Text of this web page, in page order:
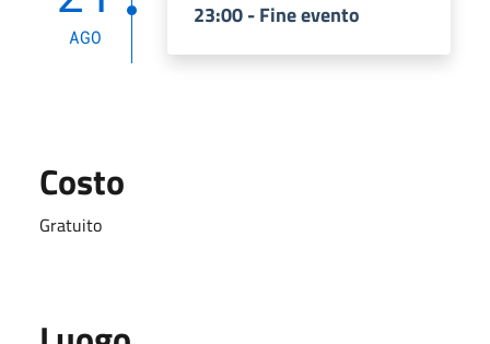
AGO
23:00 - Fine evento
Costo
Gratuito